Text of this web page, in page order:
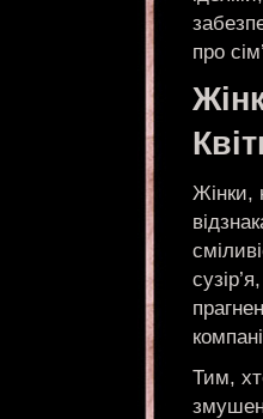
про
Жінки,
Тим,